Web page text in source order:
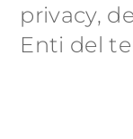
privacy,
Enti del